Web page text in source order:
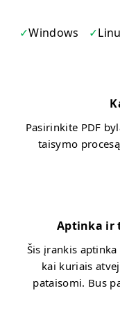
Windows
Pasirinkite PDF
taisymo
Aptinka ir
Šis įrankis
kai kuriais
pataisomi. Bus